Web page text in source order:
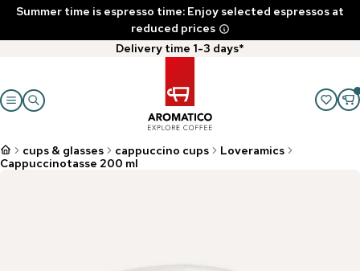
Summer time is espresso time: Enjoy selected espressos at
reduced prices
Delivery time 1-3 days*
cups & glasses cappuccino cups
Loveramics
Cappuccinotasse 200 ml